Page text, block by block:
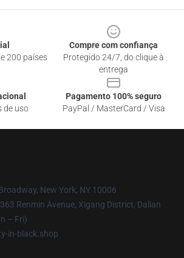
200 países
Compre com confiança
Protegido 24/7, do clique à
entrega
de uso
Pagamento 100% seguro
PayPal / MasterCard / Visa
New York, NY 10006
Renmin Avenue, Xigang District, Dalian
– Fri)
in-black.shop